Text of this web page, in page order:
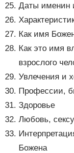
Даты именин
Как имя
Как это имя
взрослого
Увлечения и
Профессии,
Здоровье
Любовь,
Божена